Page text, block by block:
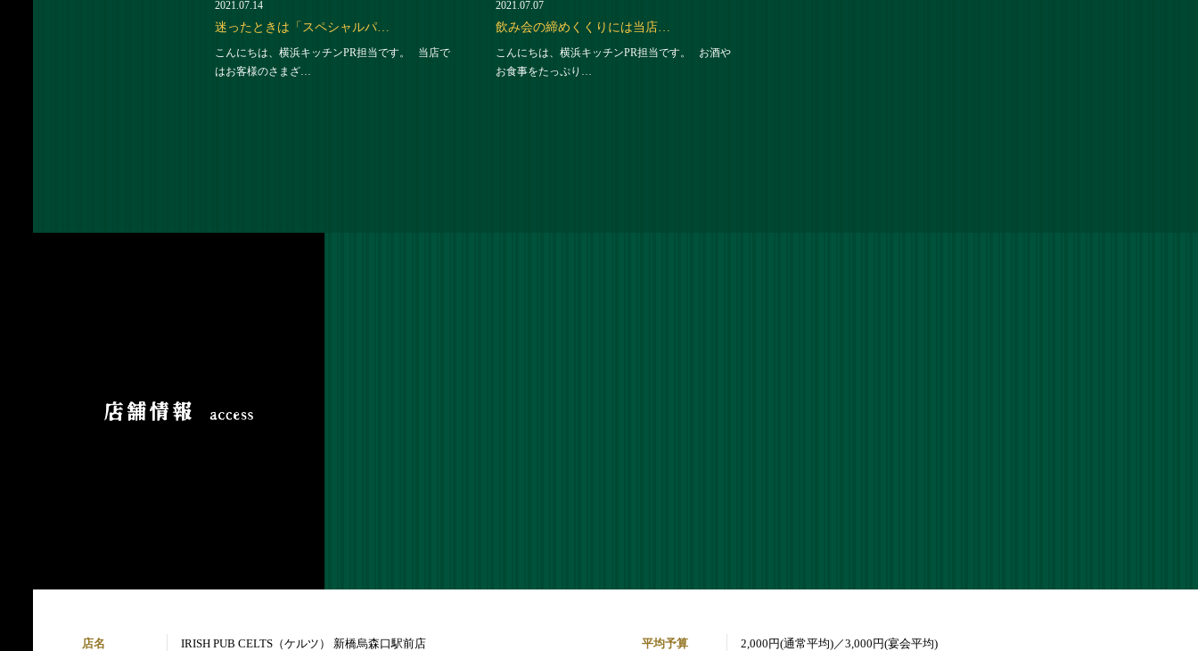
2021.07.14
迷ったときは「スペシャルパ…
こんにちは、横浜キッチンPR担当です。 当店で
はお客様のさまざ…
2021.07.07
飲み会の締めくくりには当店…
こんにちは、横浜キッチンPR担当です。 お酒や
お食事をたっぷり…
店名 IRISH PUB CELTS（ケルツ） 新橋烏森口駅前店 平均予算 2,000円(通常平均)／3,000円(宴会平均)